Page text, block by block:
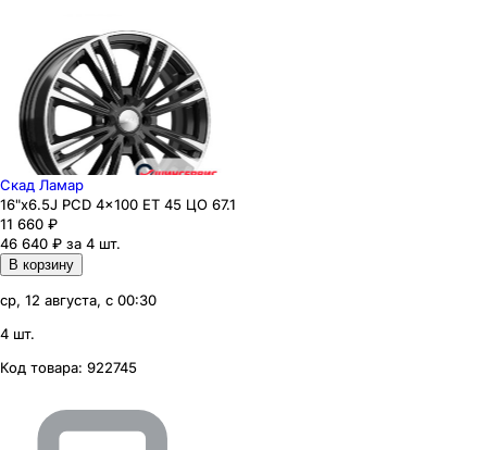
Скад Ламар
16"x6.5J PCD 4x100 ЕТ 45 ЦО 67.1
11 660 ₽
46 640 ₽ за 4 шт.
В корзину
ср, 12 августа, с 00:30
4 шт.
Код товара: 922745